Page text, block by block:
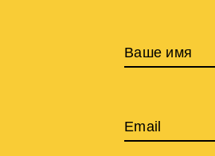
Ваше имя
Email